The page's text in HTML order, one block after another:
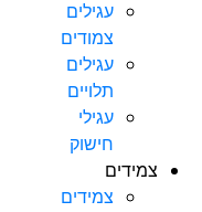
עגילים
צמודים
עגילים
תלויים
עגילי
חישוק
צמידים
צמידים